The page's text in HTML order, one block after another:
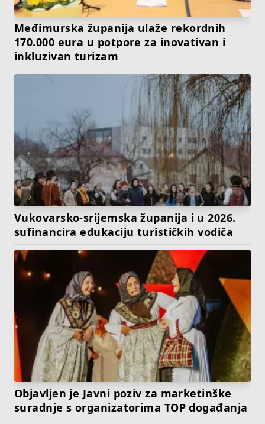
Međimurska županija ulaže rekordnih
170.000 eura u potpore za inovativan i
inkluzivan turizam
Vukovarsko-srijemska županija i u 2026.
sufinancira edukaciju turističkih vodiča
Objavljen je Javni poziv za marketinške
suradnje s organizatorima TOP događanja